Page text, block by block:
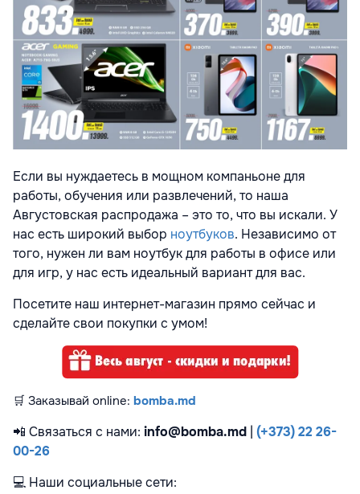
Если вы нуждаетесь в мощном компаньоне для
работы, обучения или развлечений, то наша
Августовская распродажа – это то, что вы искали. У
нас есть широкий выбор ноутбуков. Независимо от
того, нужен ли вам ноутбук для работы в офисе или
для игр, у нас есть идеальный вариант для вас.
Посетите наш интернет-магазин прямо сейчас и
сделайте свои покупки с умом!
🛒 Заказывай online: bomba.md
📲 Связаться с нами: info@bomba.md (+373) 22 26-
00-26
💻 Наши социальные сети: